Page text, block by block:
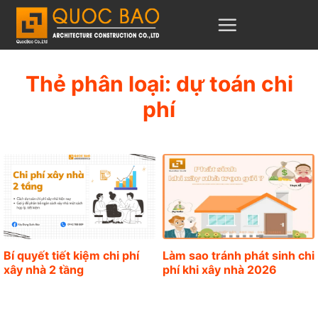
u
d
Thẻ phân loại: dự toán chi
phí
Bí quyết tiết kiệm chi phí
xây nhà 2 tầng
Làm sao tránh phát sinh chi
phí khi xây nhà 2026